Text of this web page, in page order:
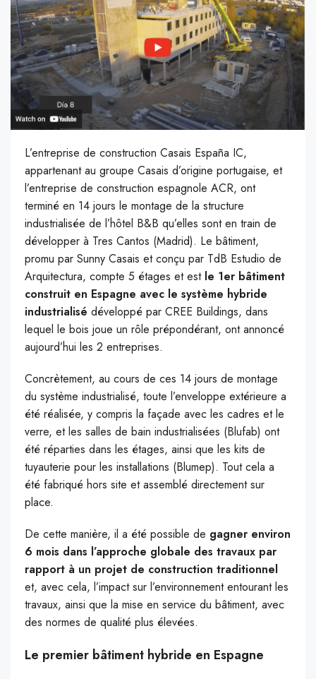
L’entreprise de construction Casais España IC,
appartenant au groupe Casais d’origine portugaise, et
l’entreprise de construction espagnole ACR, ont
terminé en 14 jours le montage de la structure
industrialisée de l’hôtel B&B qu’elles sont en train de
développer à Tres Cantos (Madrid). Le bâtiment,
promu par Sunny Casais et conçu par TdB Estudio de
Arquitectura, compte 5 étages et est le 1er bâtiment
construit en Espagne avec le système hybride
industrialisé développé par CREE Buildings, dans
lequel le bois joue un rôle prépondérant, ont annoncé
aujourd’hui les 2 entreprises.
Concrètement, au cours de ces 14 jours de montage
du système industrialisé, toute l’enveloppe extérieure a
été réalisée, y compris la façade avec les cadres et le
verre, et les salles de bain industrialisées (Blufab) ont
été réparties dans les étages, ainsi que les kits de
tuyauterie pour les installations (Blumep). Tout cela a
été fabriqué hors site et assemblé directement sur
place.
De cette manière, il a été possible de gagner environ
6 mois dans l’approche globale des travaux par
rapport à un projet de construction traditionnel
et, avec cela, l’impact sur l’environnement entourant les
travaux, ainsi que la mise en service du bâtiment, avec
des normes de qualité plus élevées.
Le premier bâtiment hybride en Espagne